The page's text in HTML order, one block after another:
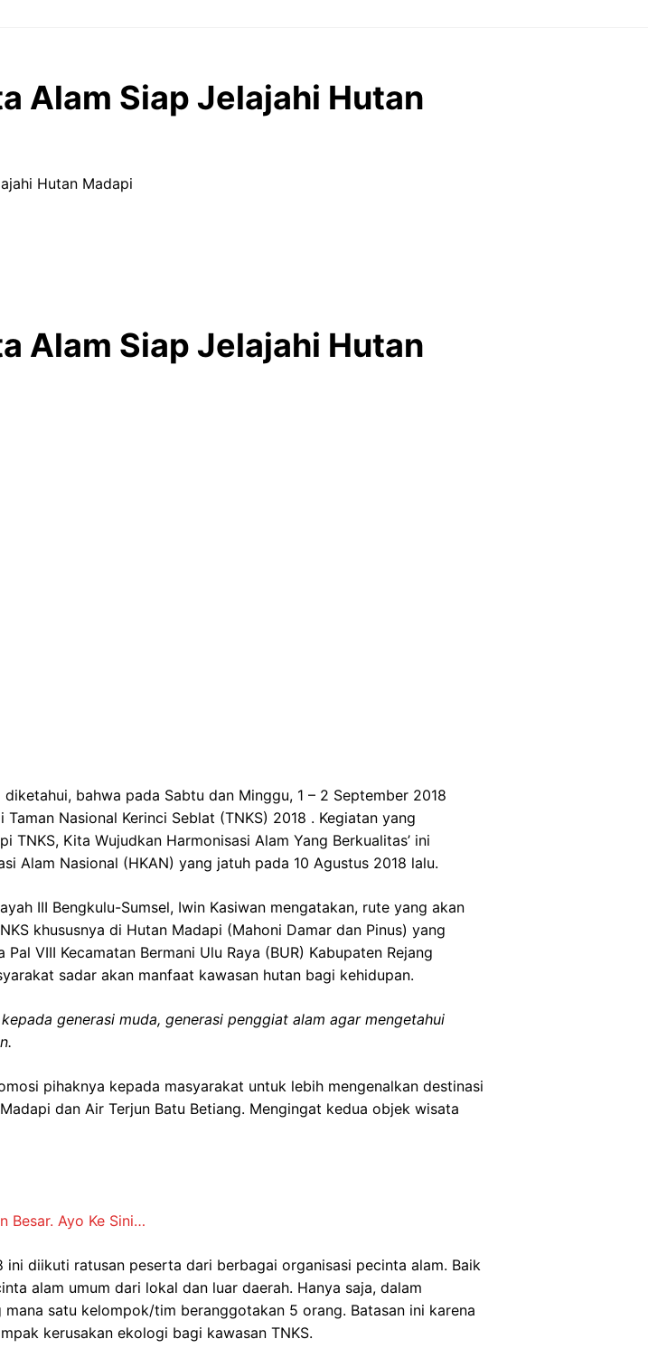
Alam Siap Jelajahi Hutan
Hutan Madapi
Alam Siap Jelajahi Hutan
diketahui, bahwa pada Sabtu dan Minggu, 1 – 2 September 2018
Nasional Kerinci Seblat (TNKS) 2018 . Kegiatan yang
TNKS, Kita Wujudkan Harmonisasi Alam Yang Berkualitas’ ini
Alam Nasional (HKAN) yang jatuh pada 10 Agustus 2018 lalu.
III Bengkulu-Sumsel, Iwin Kasiwan mengatakan, rute yang akan
khususnya di Hutan Madapi (Mahoni Damar dan Pinus) yang
VIII Kecamatan Bermani Ulu Raya (BUR) Kabupaten Rejang
sadar akan manfaat kawasan hutan bagi kehidupan.
generasi muda, generasi penggiat alam agar mengetahui
pihaknya kepada masyarakat untuk lebih mengenalkan destinasi
dan Air Terjun Batu Betiang. Mengingat kedua objek wisata
Besar. Ayo Ke Sini…
ini diikuti ratusan peserta dari berbagai organisasi pecinta alam. Baik
alam umum dari lokal dan luar daerah. Hanya saja, dalam
satu kelompok/tim beranggotakan 5 orang. Batasan ini karena
kerusakan ekologi bagi kawasan TNKS.